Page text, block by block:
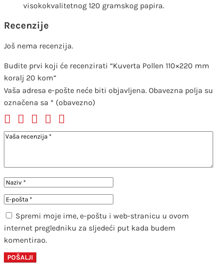
visokokvalitetnog 120 gramskog papira.
Recenzije
Još nema recenzija.
Budite prvi koji će recenzirati “Kuverta Pollen 110×220 mm
koralj 20 kom”
Vaša adresa e-pošte neće biti objavljena. Obavezna polja su
označena sa * (obavezno)
Spremi moje ime, e-poštu i web-stranicu u ovom
internet pregledniku za sljedeći put kada budem
komentirao.